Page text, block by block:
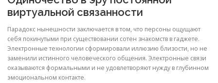
виртуальной связанности
Парадокс нынешности заключается в том, что персоны ощущают
себя покинутыми при существовании сотен знакомств в гаджете.
Электронные технологии сформировали иллюзию близости, но не
заменили истинного человеческого общения. Электронные связи
оказываются формальными и не удовлетворяют нужду в глубинном
эмоциональном контакте.